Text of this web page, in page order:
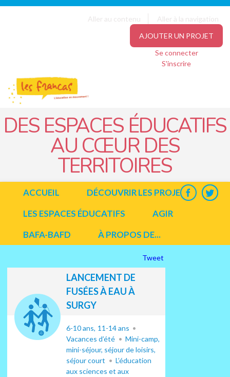
Aller au contenu
Aller à la navigation
AJOUTER UN PROJET
Se connecter
S'inscrire
DES ESPACES ÉDUCATIFS
AU CŒUR DES
TERRITOIRES
ACCUEIL
DÉCOUVRIR LES PROJETS
LES ESPACES ÉDUCATIFS
AGIR
BAFA-BAFD
À PROPOS DE...
Tweet
LANCEMENT DE
FUSÉES À EAU À
SURGY
6-10 ans 11-14 ans
Vacances d’été
Mini-camp,
mini-séjour, séjour de loisirs,
séjour court
L’éducation
aux sciences et aux
Panneau de gestion des cookies